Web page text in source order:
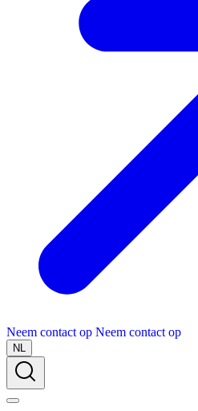
Neem contact op Neem contact op
NL